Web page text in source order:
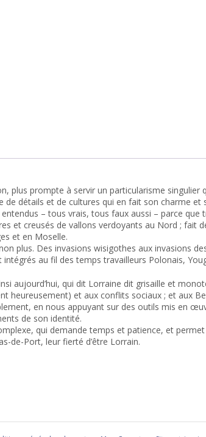
plus prompte à servir un particularisme singulier
détails et de cultures qui en fait son charme et
– tous vrais, tous faux aussi – parce
et creusés de vallons verdoyants au Nord ; fait
et en Moselle.
plus. Des invasions wisigothes aux invasions
au fil des temps travailleurs Polonais,
aujourd’hui, qui dit Lorraine dit grisaille et
heureusement) et aux conflits sociaux ; et aux
en nous appuyant sur des outils mis en
de son identité.
qui demande temps et patience, et
de-Port, leur fierté d’être Lorrain.